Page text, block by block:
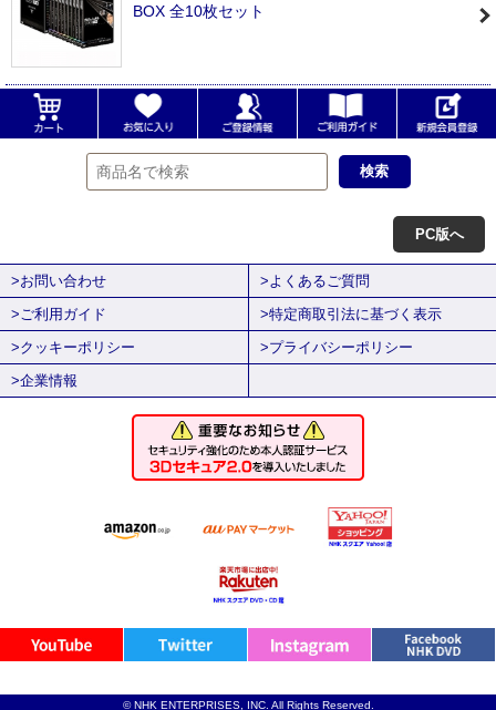
BOX 全10枚セット
PC版へ
>お問い合わせ
>よくあるご質問
>ご利用ガイド
>特定商取引法に基づく表示
>クッキーポリシー
>プライバシーポリシー
>企業情報
© NHK ENTERPRISES, INC. All Rights Reserved.